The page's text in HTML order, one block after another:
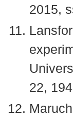
2015,
22,